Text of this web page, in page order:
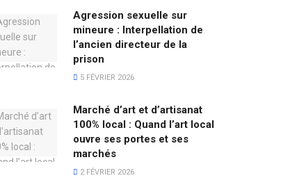
Agression sexuelle sur
mineure : Interpellation de
l’ancien directeur de la
prison
5 FÉVRIER 2026
Marché d’art et d’artisanat
100% local : Quand l’art local
ouvre ses portes et ses
marchés
2 FÉVRIER 2026